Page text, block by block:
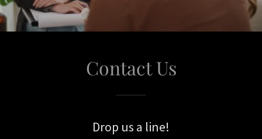
Contact Us
Drop us a line!